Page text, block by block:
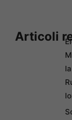
Articoli